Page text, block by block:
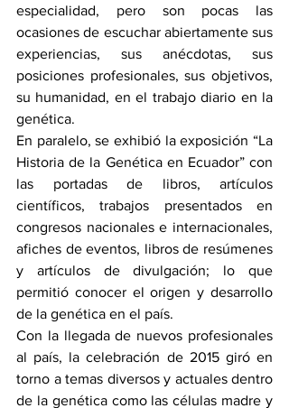
especialidad, pero son pocas las
ocasiones de escuchar abiertamente sus
experiencias, sus anécdotas, sus
posiciones profesionales, sus objetivos,
su humanidad, en el trabajo diario en la
genética.
En paralelo, se exhibió la exposición “La
Historia de la Genética en Ecuador” con
las portadas de libros, artículos
científicos, trabajos presentados en
congresos nacionales e internacionales,
afiches de eventos, libros de resúmenes
y artículos de divulgación; lo que
permitió conocer el origen y desarrollo
de la genética en el país.
Con la llegada de nuevos profesionales
al país, la celebración de 2015 giró en
torno a temas diversos y actuales dentro
de la genética como las células madre y